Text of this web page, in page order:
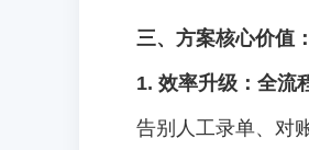
三、方案核心价值：
1. 效率升级：全流
告别人工录单、对